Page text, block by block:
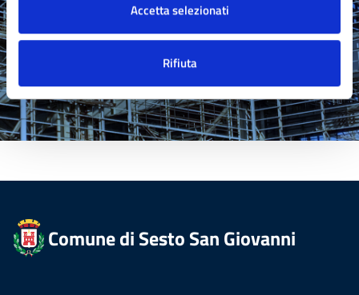
Accetta selezionati
Rifiuta
Segnala Disservizio
Comune di Sesto San Giovanni